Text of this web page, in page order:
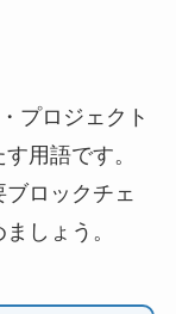
プロジェクト
用語です。
ロックチェ
しょう。